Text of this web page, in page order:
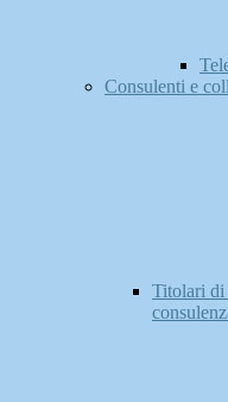
Consulenti e
Titolari di